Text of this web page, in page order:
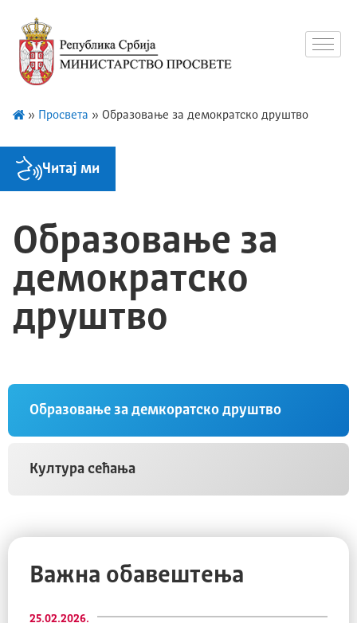
» Просвета » Образовање за демократско друштво
Читај ми
Образовање за
демократско
друштво
Образовање за демкоратско друштво
Култура сећања
Важна обавештења
25.02.2026.